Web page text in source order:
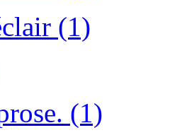
(1)
(1)